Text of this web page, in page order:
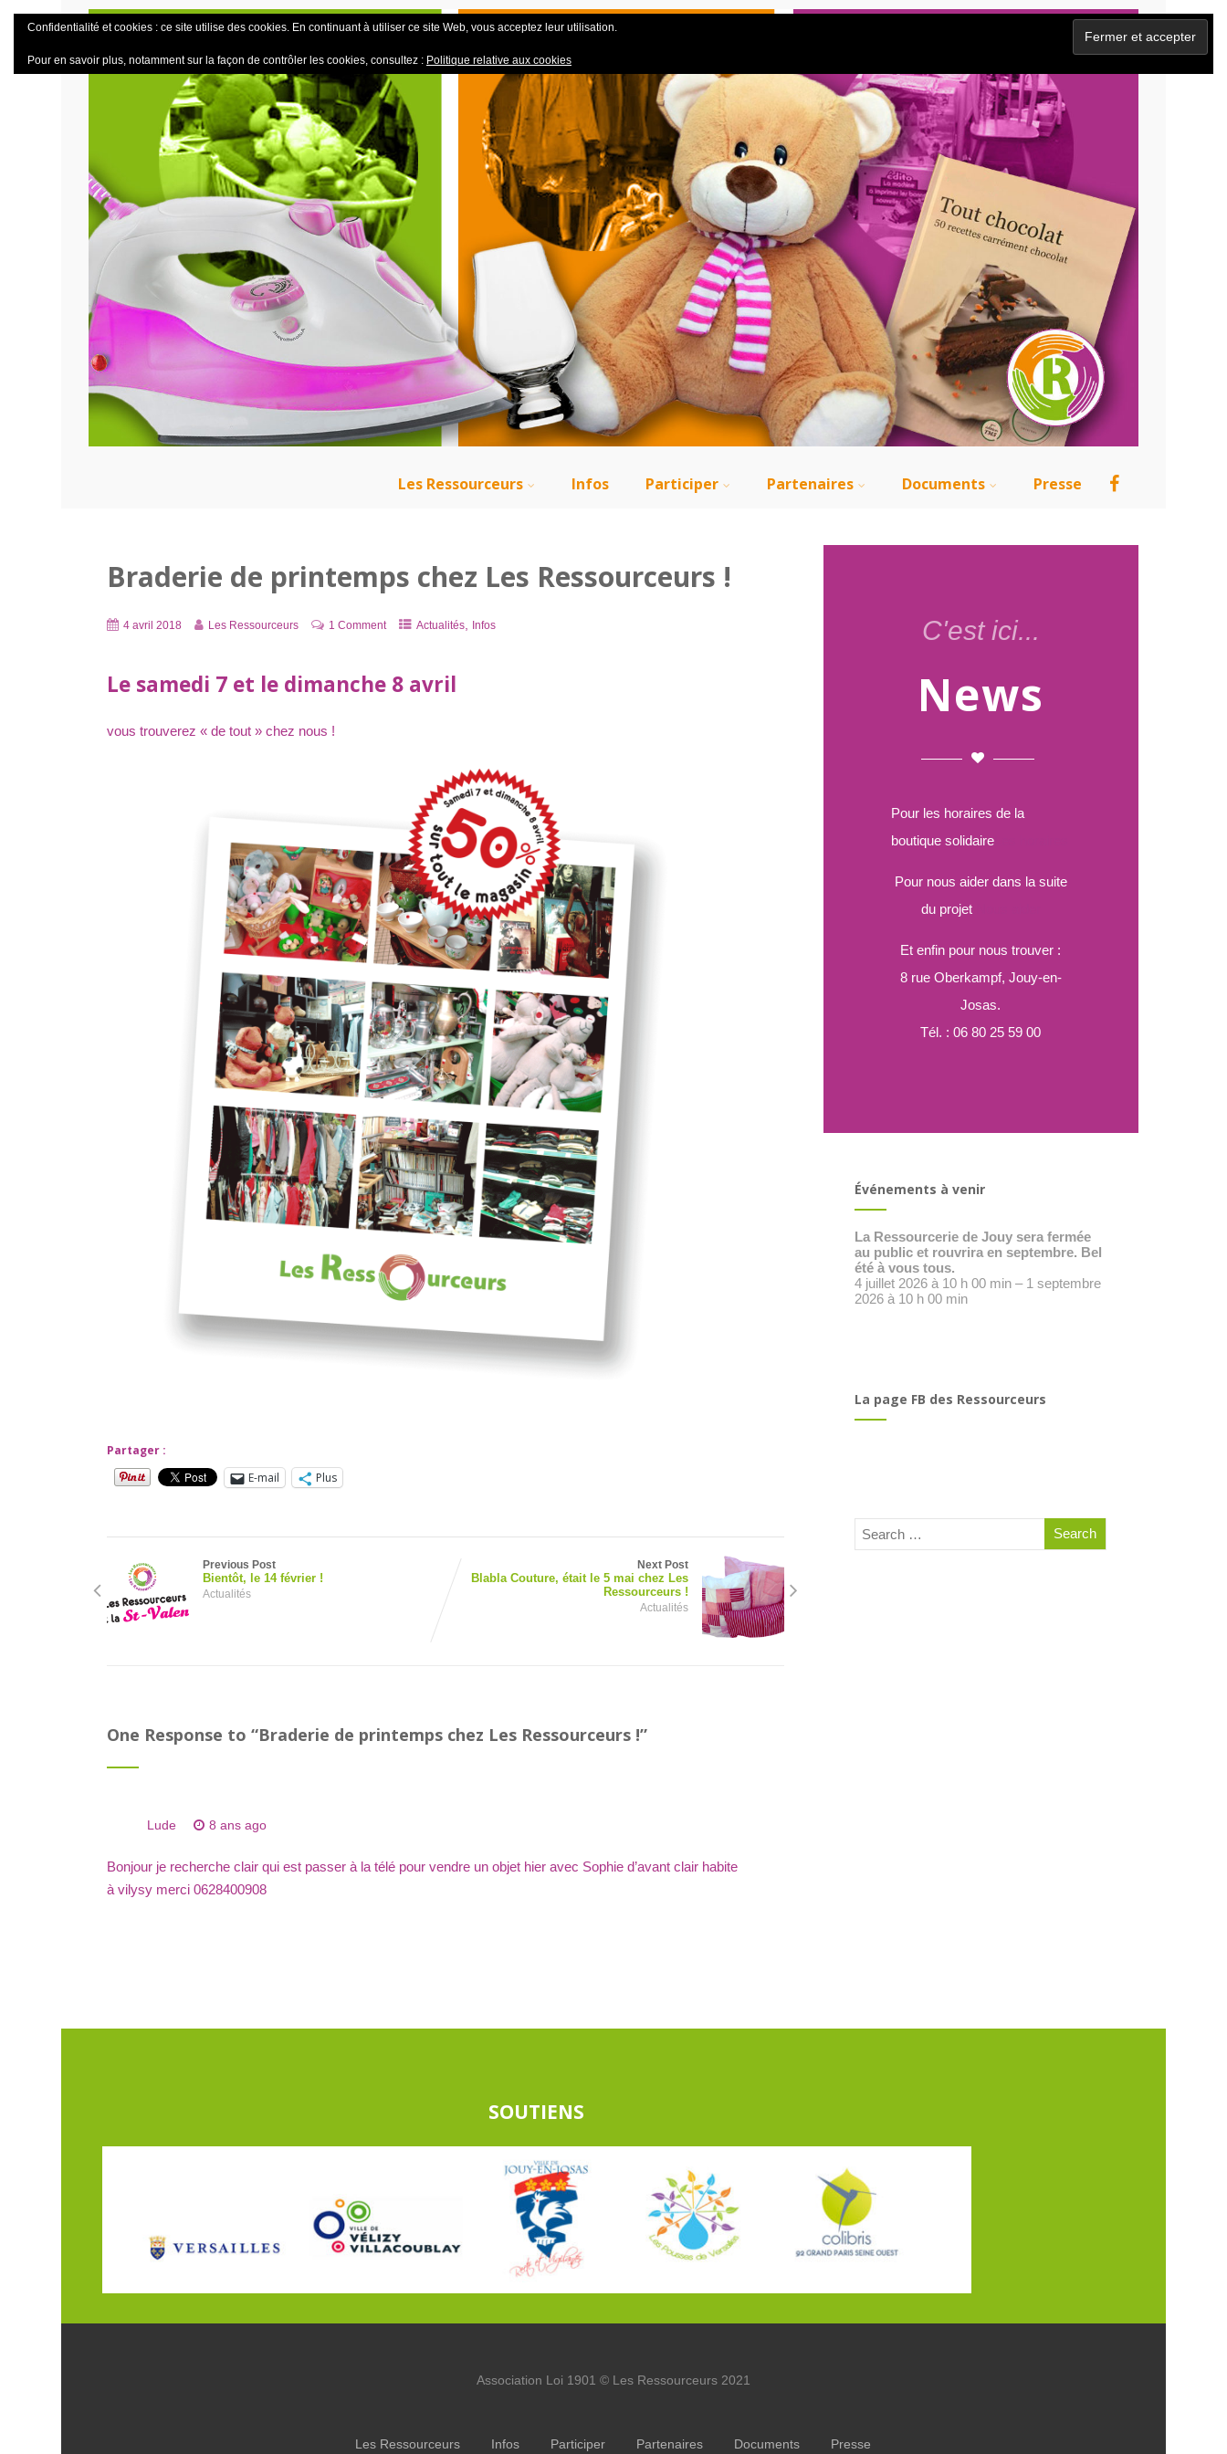
Les Ressourceurs Infos Participer Partenaires Documents Presse
Braderie de printemps chez Les Ressourceurs !
4 avril 2018 Les Ressourceurs 1 Comment Actualités, Infos
Le samedi 7 et le dimanche 8 avril
vous trouverez « de tout » chez nous !
Partager :
E-mail
Plus
Previous Post
Bientôt, le 14 février !
Actualités
Next Post
Blabla Couture, était le 5 mai chez Les
Ressourceurs !
Actualités
One Response to “Braderie de printemps chez Les Ressourceurs !”
Lude 8 ans ago
Bonjour je recherche clair qui est passer à la télé pour vendre un objet hier avec Sophie d’avant clair habite
à vilysy merci 0628400908
C'est ici...
News
Pour les horaires de la
boutique solidaireLes horaires
Pour nous aider dans la suite
du projetNous aider
Et enfin pour nous trouver :
8 rue Oberkampf, Jouy-en-
Josas.
Tél. : 06 80 25 59 00
Événements à venir
La Ressourcerie de Jouy sera fermée
au public et rouvrira en septembre. Bel
été à vous tous.
4 juillet 2026 à 10 h 00 min – 1 septembre
2026 à 10 h 00 min
La page FB des Ressourceurs
SOUTIENS
Association Loi 1901 © Les Ressourceurs 2021
Les Ressourceurs Infos Participer Partenaires Documents Presse
Confidentialité et cookies : ce site utilise des cookies. En continuant à utiliser ce site Web, vous acceptez leur utilisation.
Pour en savoir plus, notamment sur la façon de contrôler les cookies, consultez : Politique relative aux cookies